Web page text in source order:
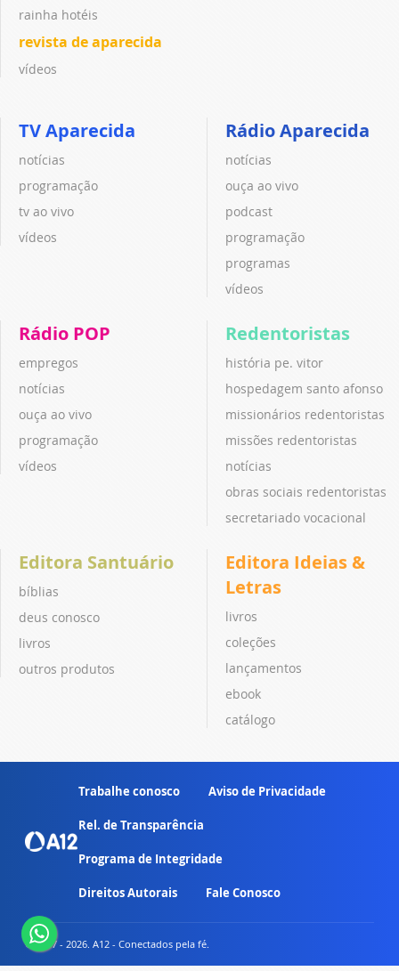
rainha hotéis
revista de aparecida
vídeos
TV Aparecida
notícias
programação
tv ao vivo
vídeos
Rádio Aparecida
notícias
ouça ao vivo
podcast
programação
programas
vídeos
Rádio POP
empregos
notícias
ouça ao vivo
programação
vídeos
Redentoristas
história pe. vitor
hospedagem santo afonso
missionários redentoristas
missões redentoristas
notícias
obras sociais redentoristas
secretariado vocacional
Editora Santuário
bíblias
deus conosco
livros
outros produtos
Editora Ideias &
Letras
livros
coleções
lançamentos
ebook
catálogo
Trabalhe conosco Aviso de Privacidade
Rel. de Transparência
Programa de Integridade
Direitos Autorais Fale Conosco
© 2007 - 2026. A12 - Conectados pela fé.